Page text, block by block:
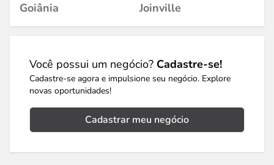
Goiânia
Joinville
Você possui um negócio? Cadastre-se!
Cadastre-se agora e impulsione seu negócio. Explore
novas oportunidades!
Cadastrar meu negócio